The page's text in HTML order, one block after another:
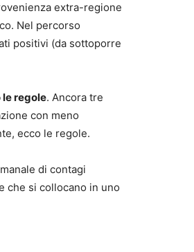
extra-regione
Nel percorso
positivi (da sottoporre
le regole. Ancora tre
con meno
ecco le regole.
di contagi
che si collocano in uno